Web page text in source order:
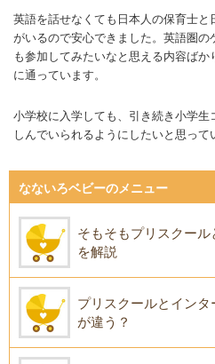
英語を話せなくても日本人の保育士
がいるので安心できました。英語圏
も参加してみたいなと思える内容ば
に通っています。
小学校に入学しても、引き続き小学生
しんでいられるようにしたいと思って
なないろベビーのメニュー
そもそもプリスクー
を解説
プリスクールとイン
が違う？